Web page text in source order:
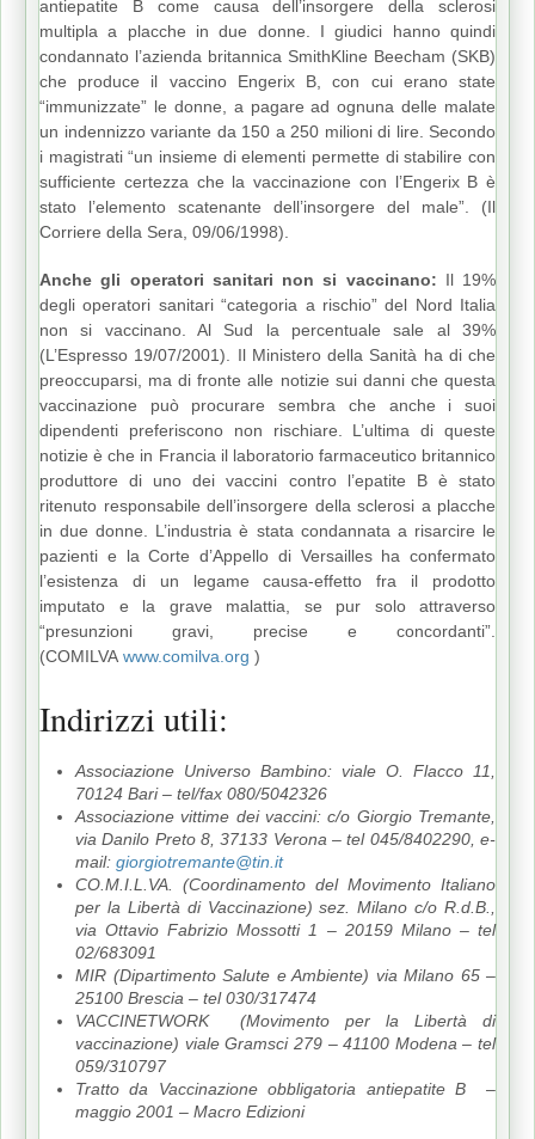
antiepatite B come causa dell’insorgere della sclerosi
multipla a placche in due donne. I giudici hanno quindi
condannato l’azienda britannica SmithKline Beecham (SKB)
che produce il vaccino Engerix B, con cui erano state
“immunizzate” le donne, a pagare ad ognuna delle malate
un indennizzo variante da 150 a 250 milioni di lire. Secondo
i magistrati “un insieme di elementi permette di stabilire con
sufficiente certezza che la vaccinazione con l’Engerix B è
stato l’elemento scatenante dell’insorgere del male”. (Il
Corriere della Sera, 09/06/1998).
Anche gli operatori sanitari non si vaccinano: Il 19%
degli operatori sanitari “categoria a rischio” del Nord Italia
non si vaccinano. Al Sud la percentuale sale al 39%
(L’Espresso 19/07/2001). Il Ministero della Sanità ha di che
preoccuparsi, ma di fronte alle notizie sui danni che questa
vaccinazione può procurare sembra che anche i suoi
dipendenti preferiscono non rischiare. L’ultima di queste
notizie è che in Francia il laboratorio farmaceutico britannico
produttore di uno dei vaccini contro l’epatite B è stato
ritenuto responsabile dell’insorgere della sclerosi a placche
in due donne. L’industria è stata condannata a risarcire le
pazienti e la Corte d’Appello di Versailles ha confermato
l’esistenza di un legame causa-effetto fra il prodotto
imputato e la grave malattia, se pur solo attraverso
“presunzioni gravi, precise e concordanti”.
(COMILVA www.comilva.org )
Indirizzi utili:
Associazione Universo Bambino: viale O. Flacco 11,
70124 Bari – tel/fax 080/5042326
Associazione vittime dei vaccini: c/o Giorgio Tremante,
via Danilo Preto 8, 37133 Verona – tel 045/8402290, e-
mail: giorgiotremante@tin.it
CO.M.I.L.VA. (Coordinamento del Movimento Italiano
per la Libertà di Vaccinazione) sez. Milano c/o R.d.B.,
via Ottavio Fabrizio Mossotti 1 – 20159 Milano – tel
02/683091
MIR (Dipartimento Salute e Ambiente) via Milano 65 –
25100 Brescia – tel 030/317474
VACCINETWORK (Movimento per la Libertà di
vaccinazione) viale Gramsci 279 – 41100 Modena – tel
059/310797
Tratto da Vaccinazione obbligatoria antiepatite B –
maggio 2001 – Macro Edizioni